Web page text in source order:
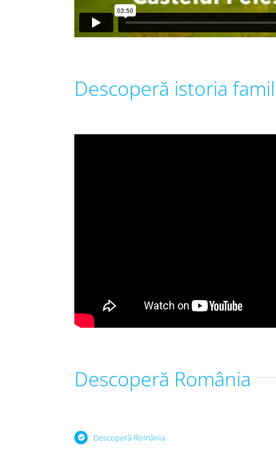
Descoperă istoria
Descoperă România
Descoperă România